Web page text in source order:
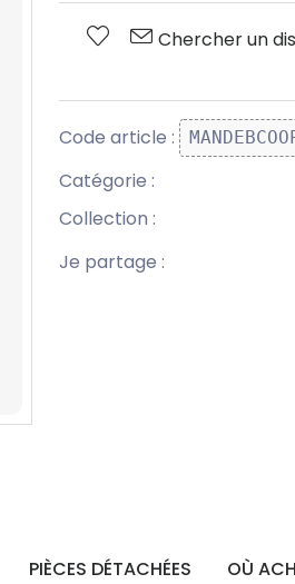
Chercher un
Code article :
Catégorie :
Collection :
Je partage :
PIÈCES DÉTACHÉES OÙ